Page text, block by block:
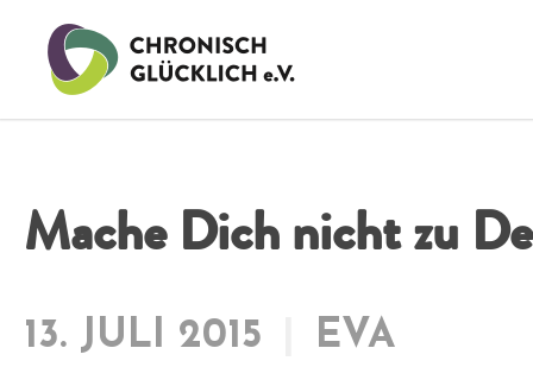
Mache Dich nicht zu
13. JULI 2015 EVA